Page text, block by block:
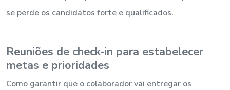
se perde os candidatos forte e qualificados.
Reuniões de check-in para estabelecer
metas e prioridades
Como garantir que o colaborador vai entregar os